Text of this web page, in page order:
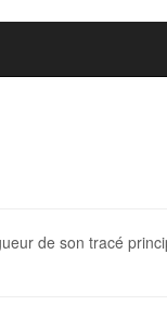
de son tracé